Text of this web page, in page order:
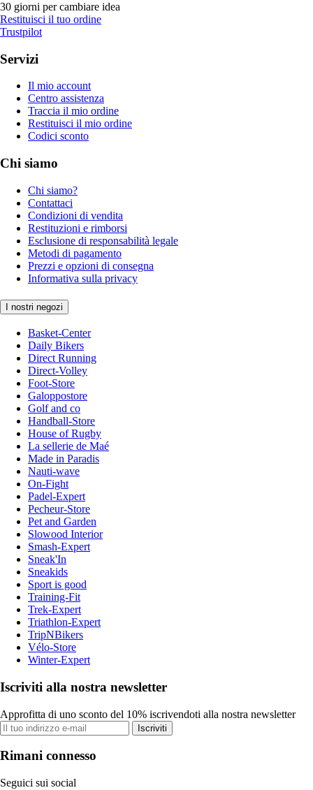
30 giorni per cambiare idea
Restituisci il tuo ordine
Trustpilot
Servizi
Il mio account
Centro assistenza
Traccia il mio ordine
Restituisci il mio ordine
Codici sconto
Chi siamo
Chi siamo?
Contattaci
Condizioni di vendita
Restituzioni e rimborsi
Esclusione di responsabilità legale
Metodi di pagamento
Prezzi e opzioni di consegna
Informativa sulla privacy
I nostri negozi
Basket-Center
Daily Bikers
Direct Running
Direct-Volley
Foot-Store
Galoppostore
Golf and co
Handball-Store
House of Rugby
La sellerie de Maé
Made in Paradis
Nauti-wave
On-Fight
Padel-Expert
Pecheur-Store
Pet and Garden
Slowood Interior
Smash-Expert
Sneak'In
Sneakids
Sport is good
Training-Fit
Trek-Expert
Triathlon-Expert
TripNBikers
Vélo-Store
Winter-Expert
Iscriviti alla nostra newsletter
Approfitta di uno sconto del 10% iscrivendoti alla nostra newsletter
Iscriviti
Rimani connesso
Seguici sui social